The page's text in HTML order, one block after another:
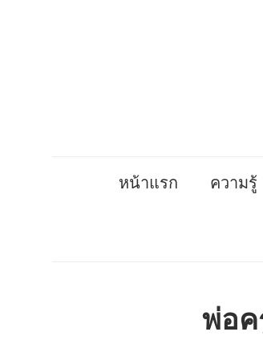
หน้าแรก ความรู้
พ่อค